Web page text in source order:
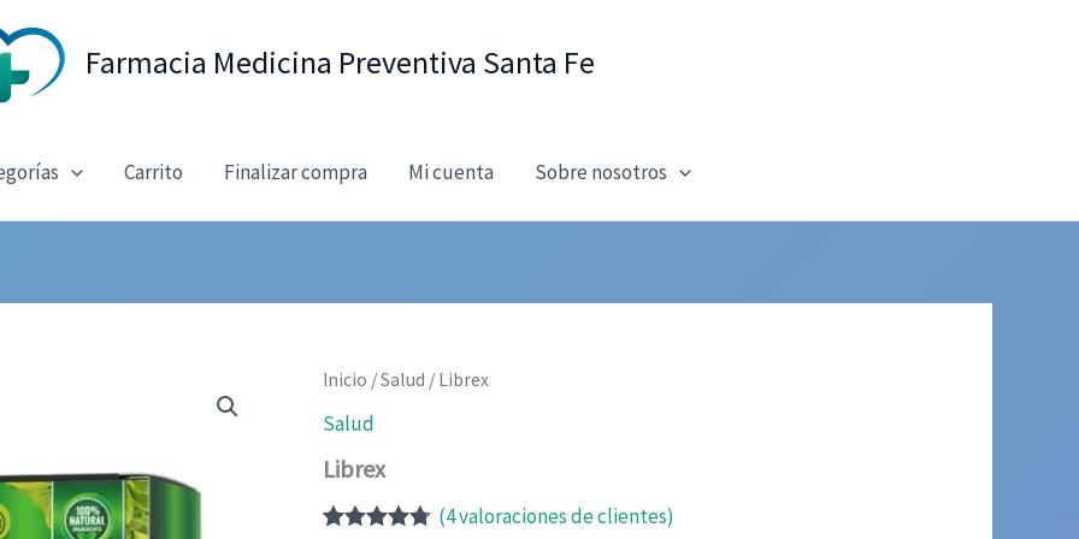
Farmacia Medicina Preventiva Santa Fe
Carrito Finalizar compra Mi cuenta Sobre nosotros
Inicio /Salud / Librex
Salud
Librex
(4valoraciones de clientes)